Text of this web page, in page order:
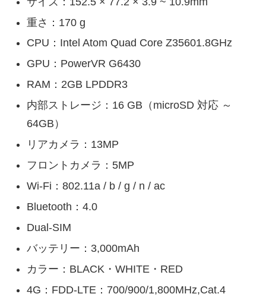
重さ：170 g
CPU：Intel Atom Quad Core Z35601.8GHz
GPU：PowerVR G6430
RAM：2GB LPDDR3
内部ストレージ：16 GB（microSD 対応 ～
64GB）
リアカメラ：13MP
フロントカメラ：5MP
Wi-Fi：802.11a / b / g / n / ac
Bluetooth：4.0
Dual-SIM
バッテリー：3,000mAh
カラー：BLACK・WHITE・RED
4G：FDD-LTE：700/900/1,800MHz,Cat.4